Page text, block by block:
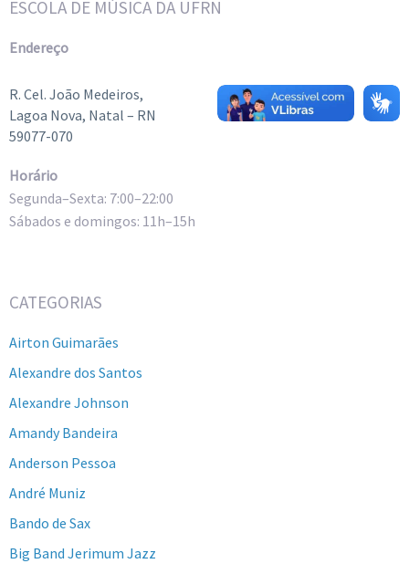
ESCOLA DE MÚSICA DA UFRN
Endereço
R. Cel. João Medeiros,
Lagoa Nova, Natal – RN
59077-070
Horário
Segunda–Sexta: 7:00–22:00
Sábados e domingos: 11h–15h
CATEGORIAS
Airton Guimarães
Alexandre dos Santos
Alexandre Johnson
Amandy Bandeira
Anderson Pessoa
André Muniz
Bando de Sax
Big Band Jerimum Jazz